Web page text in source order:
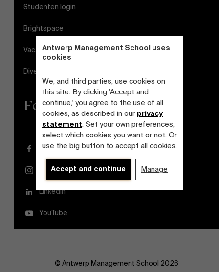
Antwerp Management School uses
cookies
We, and third parties, use cookies on
this site. By clicking 'Accept and
continue,' you agree to the use of all
cookies, as described in our privacy
statement. Set your own preferences,
select which cookies you want or not. Or
use the big button to accept all cookies.
Accept and continue Manage
Studenten login
Brightspace
Vacatures
Diversiteits- en Inclusieplan
Follow us
Facebook
Instagram
LinkedIn
YouTube
© Antwerp Management School 2026